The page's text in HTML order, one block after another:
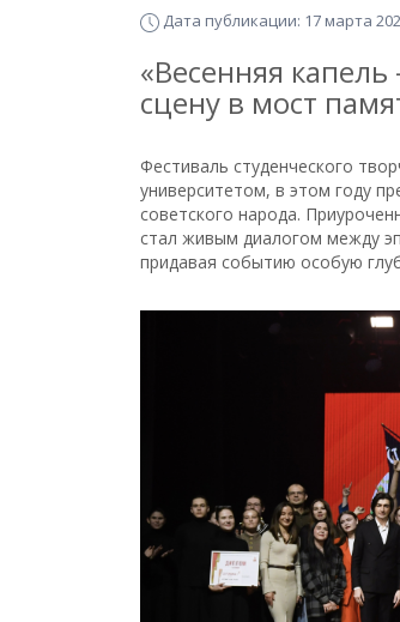
Дата публикации: 17 марта
«Весенняя
сцену в мост
Фестиваль студенческого
университетом, в этом году
советского народа.
стал живым диалогом между
придавая событию особую